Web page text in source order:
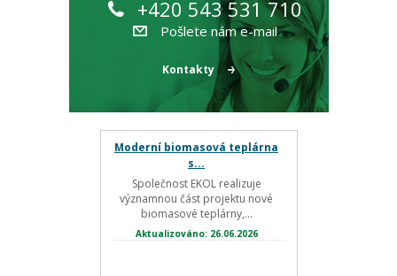
+420 543 531 710
Pošlete nám e-mail
Kontakty
Moderní biomasová teplárna
s...
Společnost EKOL realizuje
významnou část projektu nové
biomasové teplárny,...
Aktualizováno: 26.06.2026